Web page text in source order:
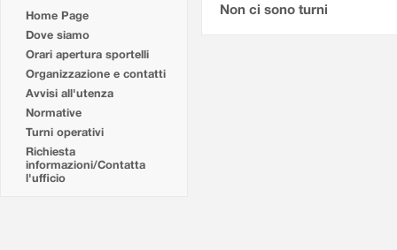
Home Page
Dove siamo
Orari apertura sportelli
Organizzazione e contatti
Avvisi all'utenza
Normative
Turni operativi
Richiesta
informazioni/Contatta
l'ufficio
Non ci sono turni